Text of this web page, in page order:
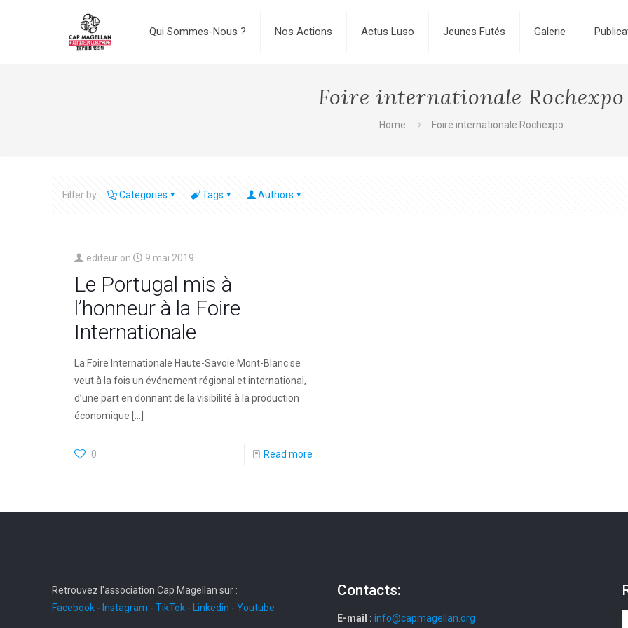
Qui Sommes-Nous ? Nos Actions Actus Luso Jeunes Futés Galerie
Foire internationale Rochexpo
Home Foire internationale Rochexpo
Filter by Categories Tags Authors
editeur on 9 mai 2019
Le Portugal mis à
l’honneur à la Foire
Internationale
La Foire Internationale Haute-Savoie Mont-Blanc se
veut à la fois un événement régional et international,
d’une part en donnant de la visibilité à la production
économique
0 Read more
Retrouvez l'association Cap Magellan sur :
Facebook - Instagram - TikTok - Linkedin - Youtube
Contacts:
E-mail : info@capmagellan.org